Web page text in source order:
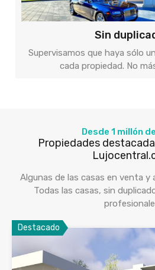
Sin
Supervisamos que haya sólo
cada propiedad. No
Desde 1 millón
Propiedades
Algunas de las casas en venta y
Todas las casas, sin
Destacado